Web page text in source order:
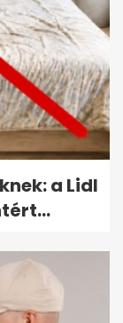
a Lidl